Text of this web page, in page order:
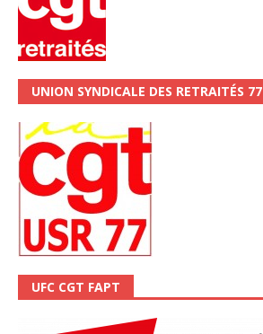
UNION SYNDICALE DES RETRAITÉS 77
UFC CGT FAPT